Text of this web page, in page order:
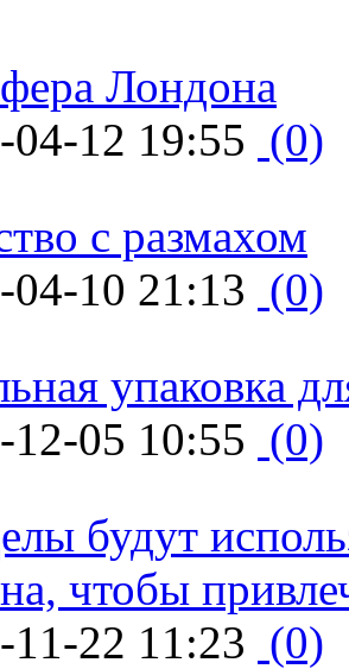
Лондона
04-12 19:55 (0)
с размахом
04-10 21:13 (0)
упаковка
12-05 10:55 (0)
будут
чтобы
11-22 11:23 (0)